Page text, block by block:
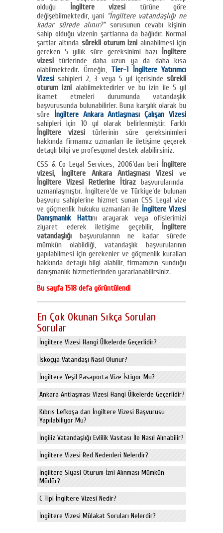
olduğu
İngiltere vizesi türüne göre
değişebilmektedir, yani “İngiltere vatandaşlığı ne
kadar sürede alınır?”sorusunun cevabı kişinin
sahip olduğu vizenin şartlarına da bağlıdır. Normal
şartlar altında sürekli oturum izni alınabilmesi için
gereken 5 yıllık süre gereksinimi bazı
İngiltere
vizesi türlerinde daha uzun ya da daha kısa
olabilmektedir. Örneğin, Tier-1 İngiltere Yatırımcı
Vizesi sahipleri 2, 3 veya 5 yıl içerisinde sürekli
oturum izni alabilmektedirler ve bu izin ile 5 yıl
ikamet etmeleri durumunda vatandaşlık
başvurusunda bulunabilirler. Buna karşılık olarak bu
süre İngiltere Ankara Antlaşması Çalışan Vizesi
sahipleri için 10 yıl olarak belirlenmiştir. Farklı
İngiltere vizesi türlerinin süre gereksinimleri
hakkında firmamız uzmanları ile iletişime geçerek
detaylı bilgi ve profesyonel destek alabilirsiniz.
CSS & Co Legal Services, 2006’dan beri İngiltere
vizesi, İngiltere Ankara Antlaşması Vizesi ve
İngiltere Vizesi Retlerine İtiraz başvurularında
uzmanlaşmıştır. İngiltere’de ve Türkiye’de bulunan
başvuru sahiplerine hizmet sunan CSS Legal vize
ve göçmenlik hukuku uzmanları ile İngiltere Vizesi
Danışmanlık Hattını arayarak veya ofislerimizi
ziyaret ederek iletişime geçebilir,
İngiltere
vatandaşlığı başvurularının ne kadar sürede
mümkün olabildiği, vatandaşlık başvurularının
yapılabilmesi için gerekenler ve göçmenlik kuralları
hakkında detaylı bilgi alabilir, firmamızın sunduğu
danışmanlık hizmetlerinden yararlanabilirsiniz.
Bu sayfa 1518 defa görüntülendi
En Çok Okunan Sıkça Sorulan
Sorular
İngiltere Vizesi Hangi Ülkelerde Geçerlidir?
İskoçya Vatandaşı Nasıl Olunur?
İngiltere Yeşil Pasaporta Vize İstiyor Mu?
Ankara Antlaşması Vizesi Hangi Ülkelerde Geçerlidir?
Kıbrıs Lefkoşa dan İngiltere Vizesi Başvurusu
Yapılabiliyor Mu?
İngiliz Vatandaşlığı Evlilik Vasıtası İle Nasıl Alınabilir?
İngiltere Vizesi Red Nedenleri Nelerdir?
İngiltere Siyasi Oturum İzni Alınması Mümkün
Müdür?
C Tipi İngiltere Vizesi Nedir?
İngiltere Vizesi Mülakat Soruları Nelerdir?